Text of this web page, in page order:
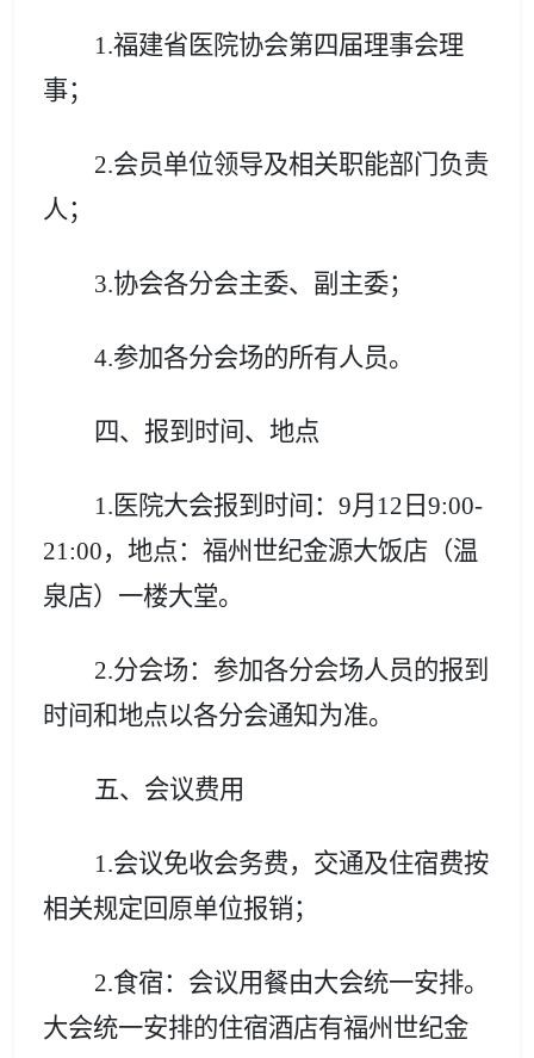
1.福建省医院协会第四届理事会理
事；
2.会员单位领导及相关职能部门负责
人；
3.协会各分会主委、副主委；
4.参加各分会场的所有人员。
四、报到时间、地点
1.医院大会报到时间：9月12日9:00-
21:00，地点： 福州 世纪金源大饭店 （温
泉店） 一楼大堂。
2.分会场：参加各分会场人员的报到
时间和地点以各分会通知为准。
五、会议费用
1.会议免收会务费，交通及住宿费按
相关规定回原单位报销；
2.食宿：会议用餐由大会统一安排。
大会统一安排的住宿酒店有福州世纪金